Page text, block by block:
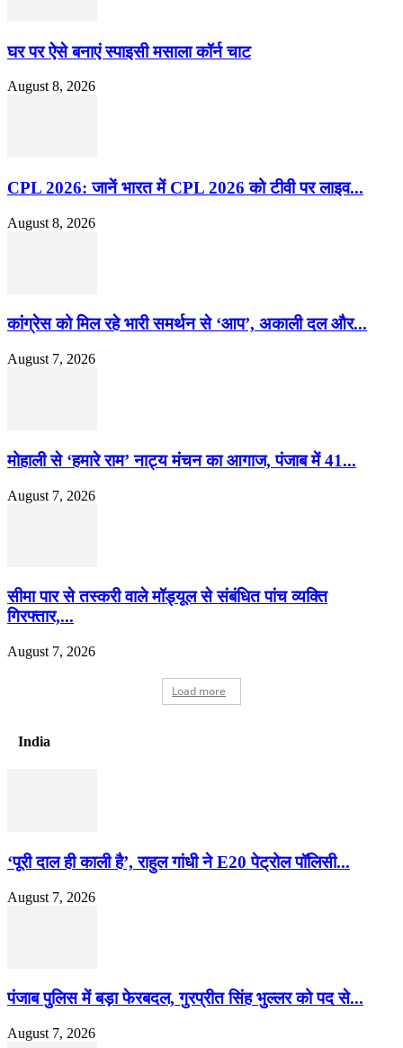
घर पर ऐसे बनाएं स्पाइसी मसाला कॉर्न चाट
August 8, 2026
CPL 2026: जानें भारत में CPL 2026 को टीवी पर लाइव...
August 8, 2026
कांग्रेस को मिल रहे भारी समर्थन से ‘आप’, अकाली दल और...
August 7, 2026
मोहाली से ‘हमारे राम’ नाट्य मंचन का आगाज, पंजाब में 41...
August 7, 2026
सीमा पार से तस्करी वाले मॉड्यूल से संबंधित पांच व्यक्ति
गिरफ्तार,...
August 7, 2026
Load more
India
‘पूरी दाल ही काली है’, राहुल गांधी ने E20 पेट्रोल पॉलिसी...
August 7, 2026
पंजाब पुलिस में बड़ा फेरबदल, गुरप्रीत सिंह भुल्लर को पद से...
August 7, 2026